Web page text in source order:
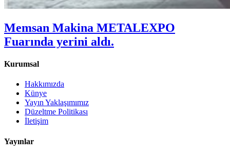
Memsan Makina METALEXPO
Fuarında yerini aldı.
Kurumsal
Hakkımızda
Künye
Yayın Yaklaşımımız
Düzeltme Politikası
İletişim
Yayınlar